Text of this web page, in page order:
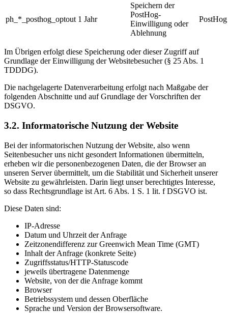
ph_*_posthog_optout 1 Jahr
Speichern der
PostHog-
Einwilligung oder
Ablehnung
PostHog
Im Übrigen erfolgt diese Speicherung oder dieser Zugriff auf
Grundlage der Einwilligung der Websitebesucher (§ 25 Abs. 1
TDDDG).
Die nachgelagerte Datenverarbeitung erfolgt nach Maßgabe der
folgenden Abschnitte und auf Grundlage der Vorschriften der
DSGVO.
3.2. Informatorische Nutzung der Website
Bei der informatorischen Nutzung der Website, also wenn
Seitenbesucher uns nicht gesondert Informationen übermitteln,
erheben wir die personenbezogenen Daten, die der Browser an
unseren Server übermittelt, um die Stabilität und Sicherheit unserer
Website zu gewährleisten. Darin liegt unser berechtigtes Interesse,
so dass Rechtsgrundlage ist Art. 6 Abs. 1 S. 1 lit. f DSGVO ist.
Diese Daten sind:
IP-Adresse
Datum und Uhrzeit der Anfrage
Zeitzonendifferenz zur Greenwich Mean Time (GMT)
Inhalt der Anfrage (konkrete Seite)
Zugriffsstatus/HTTP-Statuscode
jeweils übertragene Datenmenge
Website, von der die Anfrage kommt
Browser
Betriebssystem und dessen Oberfläche
Sprache und Version der Browsersoftware.